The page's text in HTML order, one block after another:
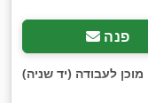
פנה
מוכן לעבודה (יד שניה)